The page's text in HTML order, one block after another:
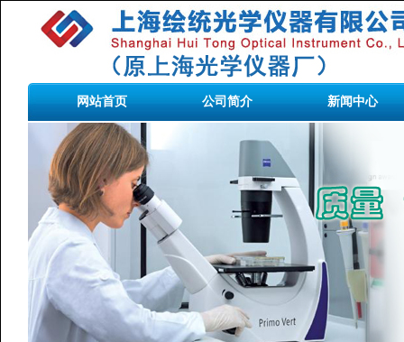
网站首页 公司简介 新闻中心